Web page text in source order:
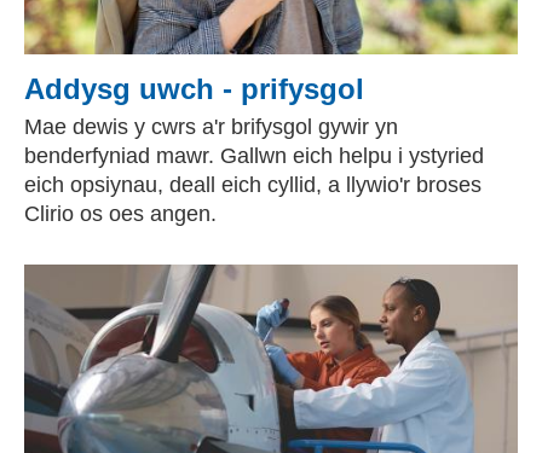
Addysg uwch - prifysgol
Mae dewis y cwrs a'r brifysgol gywir yn
benderfyniad mawr. Gallwn eich helpu i ystyried
eich opsiynau, deall eich cyllid, a llywio'r broses
Clirio os oes angen.